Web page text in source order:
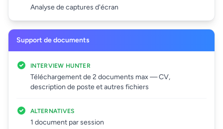
Analyse de captures d'écran
Support de documents
INTERVIEW HUNTER
Téléchargement de 2 documents max — CV,
description de poste et autres fichiers
ALTERNATIVES
1 document par session